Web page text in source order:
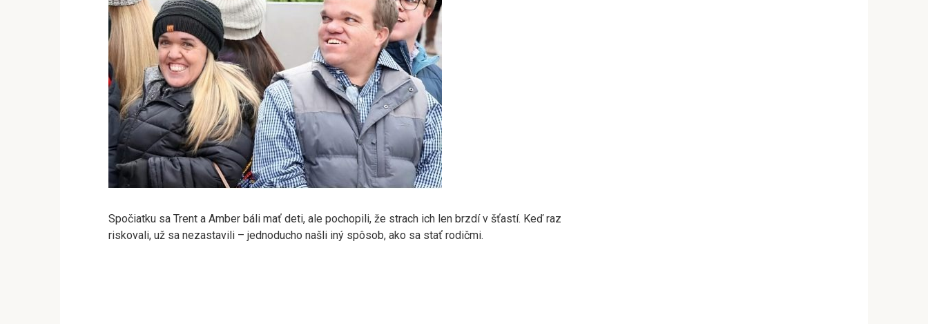
Spočiatku sa Trent a Amber báli mať deti, ale pochopili, že strach ich len brzdí v šťastí. Keď raz
riskovali, už sa nezastavili – jednoducho našli iný spôsob, ako sa stať rodičmi.